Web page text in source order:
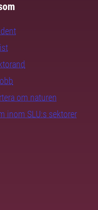
om naturen
inom SLU:s sektorer